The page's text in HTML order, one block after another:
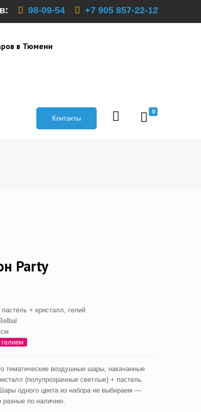
98-09-54 +7 905 857-22-12
в Тюмени
0
Контакты
Party
пастель + кристалл, гелий
Belbal
тематические воздушные шары, накачанные
(полупрозрачные светлые) + пастель
одного цвета из набора не выбираем —
разные по наличию.